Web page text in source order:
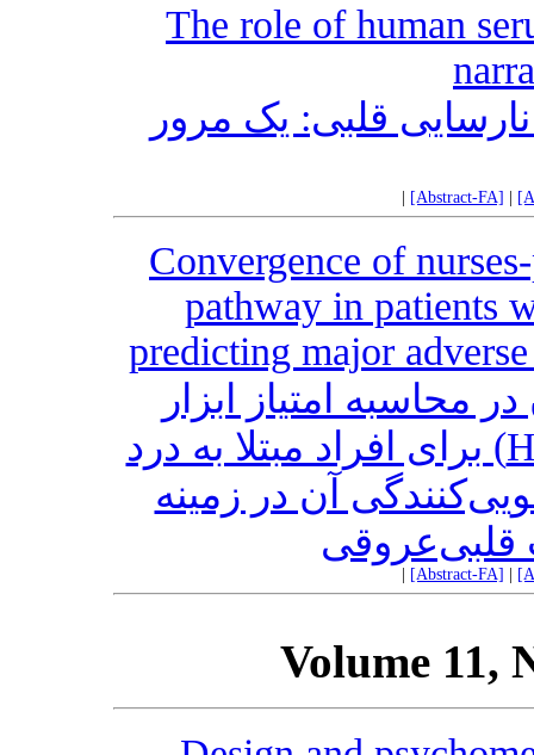
The role of human
قلبی: یک مرور
[Abstract-FA]
Convergence of
pathway in patients
predicting major
محاسبه امتیاز ابزار
”مسیر هارت“ (HEART Pathway) برای افراد مبتلا به درد
آن در زمینه
قلبی‌عروقی
[Abstract-FA]
Volume 11,